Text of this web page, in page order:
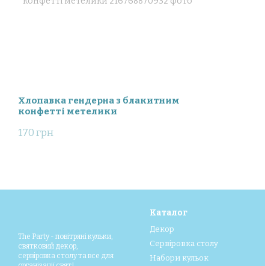
Хлопавка гендерна з блакитним
конфетті метелики
170 грн
The Party - повітряні кульки,
святковий декор,
сервіровка столу та все для
Каталог
Декор
Сервіровка столу
Набори кульок